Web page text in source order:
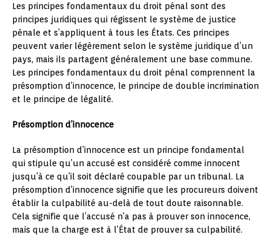
Les principes fondamentaux du droit pénal sont des
principes juridiques qui régissent le système de justice
pénale et s’appliquent à tous les États. Ces principes
peuvent varier légèrement selon le système juridique d’un
pays, mais ils partagent généralement une base commune.
Les principes fondamentaux du droit pénal comprennent la
présomption d’innocence, le principe de double incrimination
et le principe de légalité.
Présomption d’innocence
La présomption d’innocence est un principe fondamental
qui stipule qu’un accusé est considéré comme innocent
jusqu’à ce qu’il soit déclaré coupable par un tribunal. La
présomption d’innocence signifie que les procureurs doivent
établir la culpabilité au-delà de tout doute raisonnable.
Cela signifie que l’accusé n’a pas à prouver son innocence,
mais que la charge est à l’État de prouver sa culpabilité.